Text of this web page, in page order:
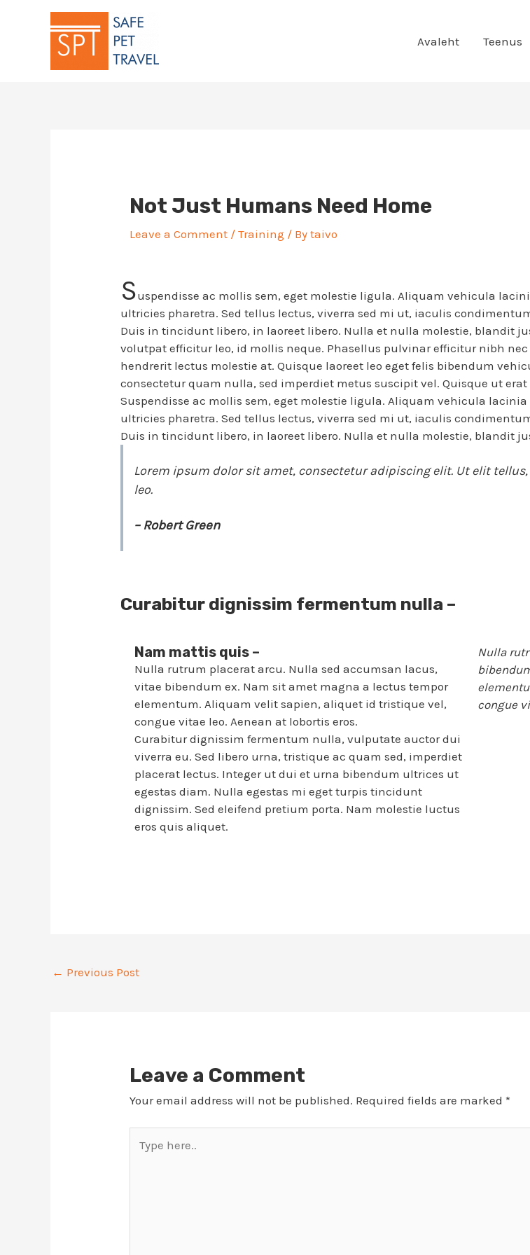
Avaleht Teenus
Not Just Humans Need Home
Leave a Comment /Training / Bytaivo
Suspendisse ac mollis sem, eget molestie ligula. Aliquam vehicula
ultricies pharetra. Sed tellus lectus, viverra sed mi ut, iaculis
Duis in tincidunt libero, in laoreet libero. Nulla et nulla molestie, blandit
volutpat efficitur leo, id mollis neque. Phasellus pulvinar efficitur nibh
hendrerit lectus molestie at. Quisque laoreet leo eget felis bibendum
consectetur quam nulla, sed imperdiet metus suscipit vel. Quisque ut erat
Suspendisse ac mollis sem, eget molestie ligula. Aliquam vehicula
ultricies pharetra. Sed tellus lectus, viverra sed mi ut, iaculis
Duis in tincidunt libero, in laoreet libero. Nulla et nulla molestie, blandit
Lorem ipsum dolor sit amet, consectetur adipiscing elit. Ut elit
leo.
– Robert Green
Curabitur dignissim fermentum nulla –
Nam mattis quis –
Nulla rutrum placerat arcu. Nulla sed accumsan lacus,
vitae bibendum ex. Nam sit amet magna a lectus tempor
elementum. Aliquam velit sapien, aliquet id tristique vel,
congue vitae leo. Aenean at lobortis eros.
Curabitur dignissim fermentum nulla, vulputate auctor dui
viverra eu. Sed libero urna, tristique ac quam sed, imperdiet
placerat lectus. Integer ut dui et urna bibendum ultrices ut
egestas diam. Nulla egestas mi eget turpis tincidunt
dignissim. Sed eleifend pretium porta. Nam molestie luctus
eros quis aliquet.
Nulla
congue
← Previous Post
Leave a Comment
Your email address will not be published. Required fields are marked*
here..